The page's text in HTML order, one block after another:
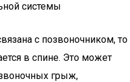
системы
с позвоночником, то
в спине. Это может
грыж,